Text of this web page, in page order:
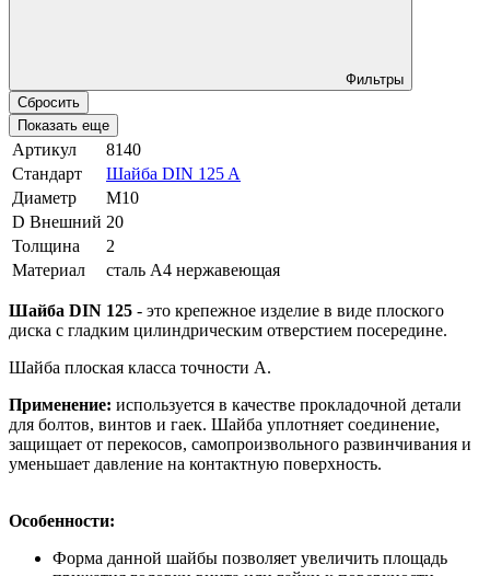
Фильтры
Сбросить
Показать еще
Артикул
8140
Стандарт
Шайба DIN 125 A
Диаметр
М10
D Внешний 20
Толщина
2
Материал
сталь A4 нержавеющая
Шайба DIN 125 - это крепежное изделие в виде плоского
диска с гладким цилиндрическим отверстием посередине.
Шайба плоская класса точности А.
Применение: используется в качестве прокладочной детали
для болтов, винтов и гаек. Шайба уплотняет соединение,
защищает от перекосов, самопроизвольного развинчивания и
уменьшает давление на контактную поверхность.
Особенности:
Форма данной шайбы позволяет увеличить площадь